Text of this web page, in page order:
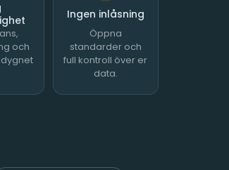
och
Ingen inlåsning
Öppna
standarder och
full kontroll över er
data.